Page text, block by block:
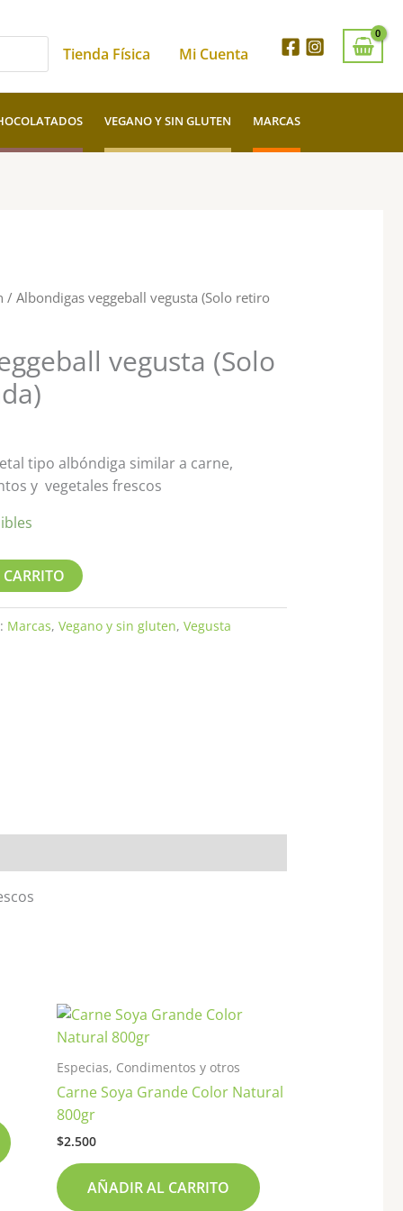
Tienda Física Mi Cuenta
VEGANO Y SIN GLUTEN MARCAS
/ Albondigas veggeball vegusta (Solo retiro
vegusta (Solo
tipo albóndiga similar a carne,
y vegetales frescos
Marcas,Vegano y sin gluten,Vegusta
Especias, Condimentos y otros
Carne Soya Grande Color Natural
800gr
$2.500
AÑADIR AL CARRITO